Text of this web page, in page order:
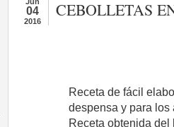
04
2016
CEBOLLETAS
Receta de fácil
despensa y para los
Receta obtenida